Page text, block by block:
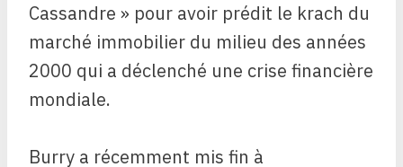
Cassandre » pour avoir prédit le krach du
marché immobilier du milieu des années
2000 qui a déclenché une crise financière
mondiale.
Burry a récemment mis fin à